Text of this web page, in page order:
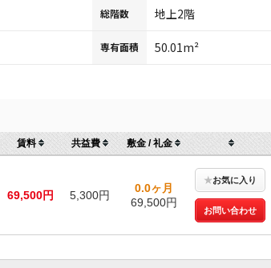
総階数 地上2階
専有面積 50.01m²
賃料 共益費 敷金 / 礼金
69,500円 5,300円
0.0ヶ月
69,500円
★お気に入り
お問い合わせ